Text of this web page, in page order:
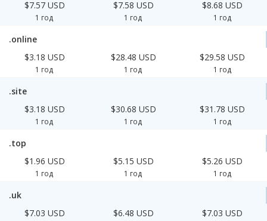
$7.57 USD
1 год
$7.58 USD
1 год
$8.68 USD
1 год
.online
$3.18 USD
1 год
$28.48 USD
1 год
$29.58 USD
1 год
.site
$3.18 USD
1 год
$30.68 USD
1 год
$31.78 USD
1 год
.top
$1.96 USD
1 год
$5.15 USD
1 год
$5.26 USD
1 год
.uk
$7.03 USD
$6.48 USD $7.03 USD